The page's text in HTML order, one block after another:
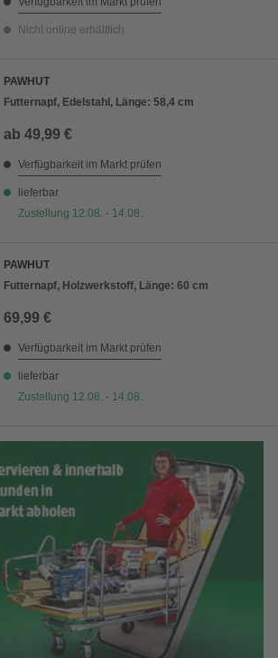
Nicht online erhältlich
PAWHUT
Futternapf, Edelstahl, Länge: 58,4 cm
ab 49,99 €
Verfügbarkeit im Markt prüfen
lieferbar
Zustellung 12.08. - 14.08.
PAWHUT
Futternapf, Holzwerkstoff, Länge: 60 cm
69,99 €
Verfügbarkeit im Markt prüfen
lieferbar
Zustellung 12.08. - 14.08.